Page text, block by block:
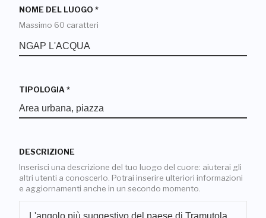
NOME DEL LUOGO *
Massimo 60 caratteri
TIPOLOGIA *
DESCRIZIONE
Inserisci una descrizione del tuo luogo del cuore: aiuterai gli
altri utenti a conoscerlo. Potrai inserire ulteriori informazioni
e aggiornamenti anche in un secondo momento.